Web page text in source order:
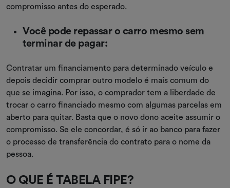
compromisso antes do esperado.
Você pode repassar o carro mesmo sem
terminar de pagar:
Contratar um financiamento para determinado veículo e
depois decidir comprar outro modelo é mais comum do
que se imagina. Por isso, o comprador tem a liberdade de
trocar o carro financiado mesmo com algumas parcelas em
aberto para quitar. Basta que o novo dono aceite assumir o
compromisso. Se ele concordar, é só ir ao banco para fazer
o processo de transferência do contrato para o nome da
pessoa.
O QUE É TABELA FIPE?